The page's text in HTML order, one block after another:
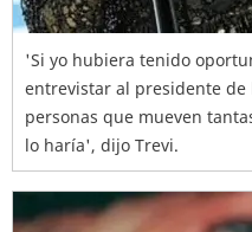
'Si yo hubiera tenido
entrevistar al presidente de
personas que mueven
lo haría', dijo Trevi.